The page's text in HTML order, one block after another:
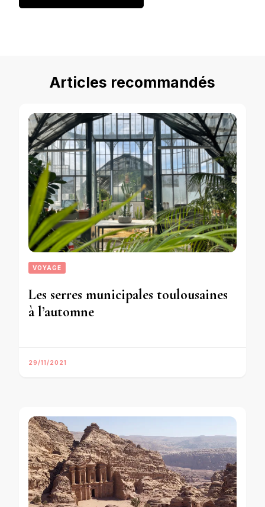
Articles recommandés
VOYAGE
Les serres municipales toulousaines
à l’automne
29/11/2021